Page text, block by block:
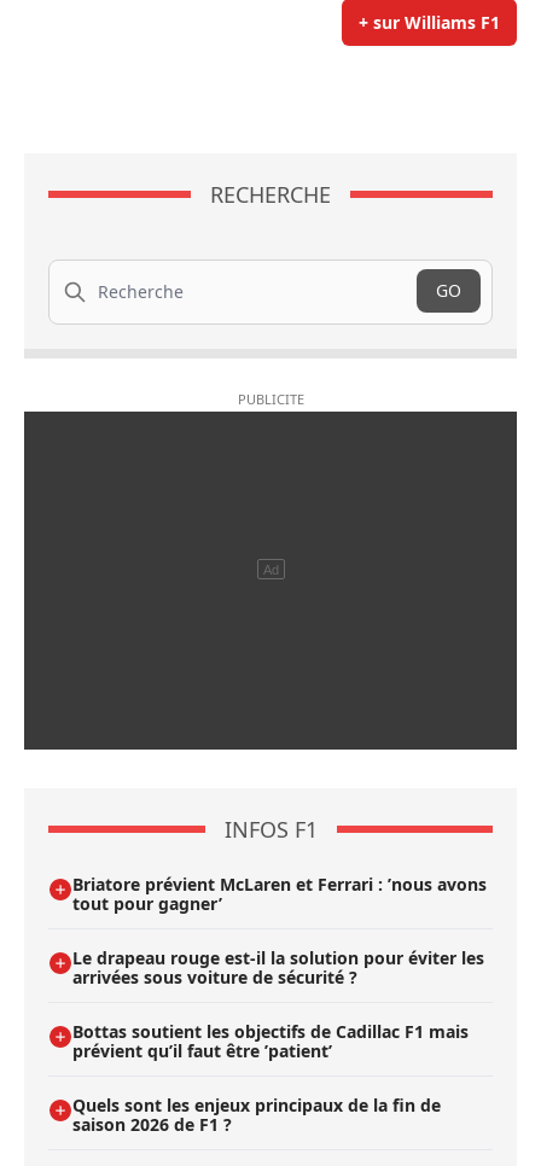
+ sur Williams F1
RECHERCHE
Recherche
GO
INFOS F1
Briatore prévient McLaren et Ferrari : ’nous avons
tout pour gagner’
Le drapeau rouge est-il la solution pour éviter les
arrivées sous voiture de sécurité ?
Bottas soutient les objectifs de Cadillac F1 mais
prévient qu’il faut être ’patient’
Quels sont les enjeux principaux de la fin de
saison 2026 de F1 ?